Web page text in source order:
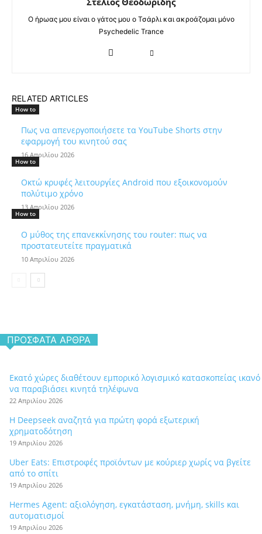
Ο ήρωας μου είναι ο γάτος μου ο Τσάρλι και ακροάζομαι μόνο
Psychedelic Trance
RELATED ARTICLES
How to
Πως να απενεργοποιήσετε τα YouTube Shorts στην
εφαρμογή του κινητού σας
16 Απριλίου 2026
How to
Οκτώ κρυφές λειτουργίες Android που εξοικονομούν
πολύτιμο χρόνο
13 Απριλίου 2026
How to
Ο μύθος της επανεκκίνησης του router: πως να
προστατευτείτε πραγματικά
10 Απριλίου 2026
ΠΡΌΣΦΑΤΑ ΆΡΘΡΑ
Εκατό χώρες διαθέτουν εμπορικό λογισμικό κατασκοπείας ικανό
να παραβιάσει κινητά τηλέφωνα
22 Απριλίου 2026
Η Deepseek αναζητά για πρώτη φορά εξωτερική
χρηματοδότηση
19 Απριλίου 2026
Uber Eats: Επιστροφές προϊόντων με κούριερ χωρίς να βγείτε
από το σπίτι
19 Απριλίου 2026
Hermes Agent: αξιολόγηση, εγκατάσταση, μνήμη, skills και
αυτοματισμοί
19 Απριλίου 2026